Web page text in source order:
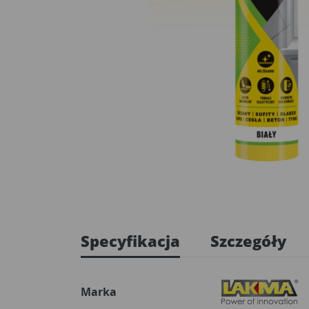
Specyfikacja Szczegóły
Marka